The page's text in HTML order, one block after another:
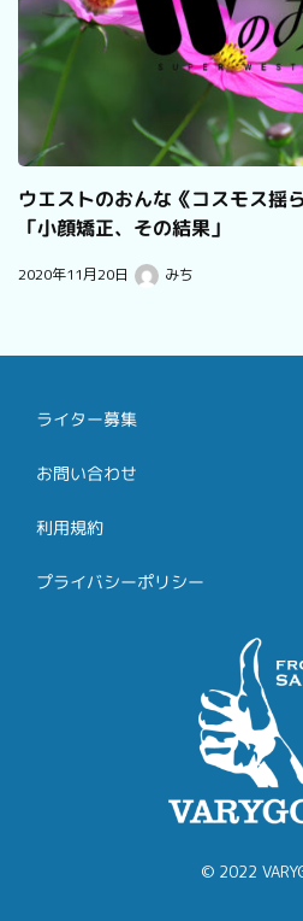
ウエストのおんな《コスモス
「小顔矯正、その結果」
2020年11月20日 みち
ライター募集
お問い合わせ
利用規約
プライバシーポリシー
© 2022